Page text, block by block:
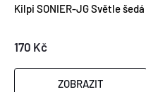
Kilpi SONIER-JG Světle šedá
170 Kč
ZOBRAZIT